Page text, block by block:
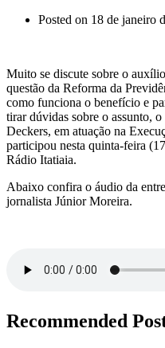
Posted on 18 de janeiro
Muito se discute sobre o
questão da Reforma da
como funciona o benefício e
tirar dúvidas sobre o assunto,
Deckers, em atuação na
participou nesta quinta-feira
Rádio Itatiaia.
Abaixo confira o áudio da
jornalista Júnior Moreira.
Recommended